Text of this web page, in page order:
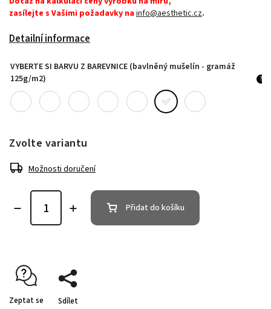
zasílejte s Vašimi požadavky nainfo@aesthetic.cz.
Detailní informace
VYBERTE SI BARVU Z BAREVNICE (bavlněný mušelín - gramáž
125g/m2)
?
Zvolte variantu
Možnosti doručení
Přidat do košíku
Zeptat se Sdílet